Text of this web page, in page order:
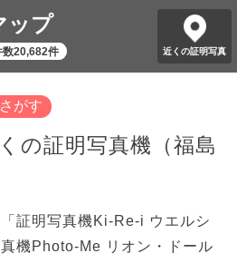
ップ
数20,682件 近くの証明写真
がす
の証明写真機（福島
証明写真機Ki-Re-i ウエルシ
機Photo-Me リオン・ドール